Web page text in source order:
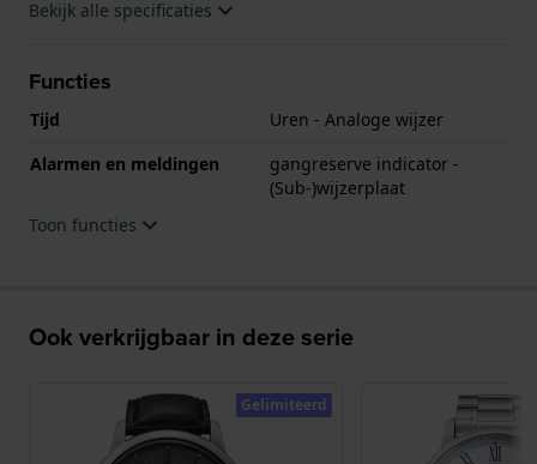
21.600 trillingen per uur. Wanneer u de Orient Star M
astronomisch geïnspireerd ontwerp. Bovendien
wordt elk horloge geleverd met een certificaat dat
getuigt van het unieke karakter ervan.
Bekijk alle specificaties
Functies
Tijd
Uren - Analoge wijzer
Alarmen en meldingen
gangreserve indicator -
(Sub-)wijzerplaat
Toon functies
Ook verkrijgbaar in deze serie
Gelimiteerd